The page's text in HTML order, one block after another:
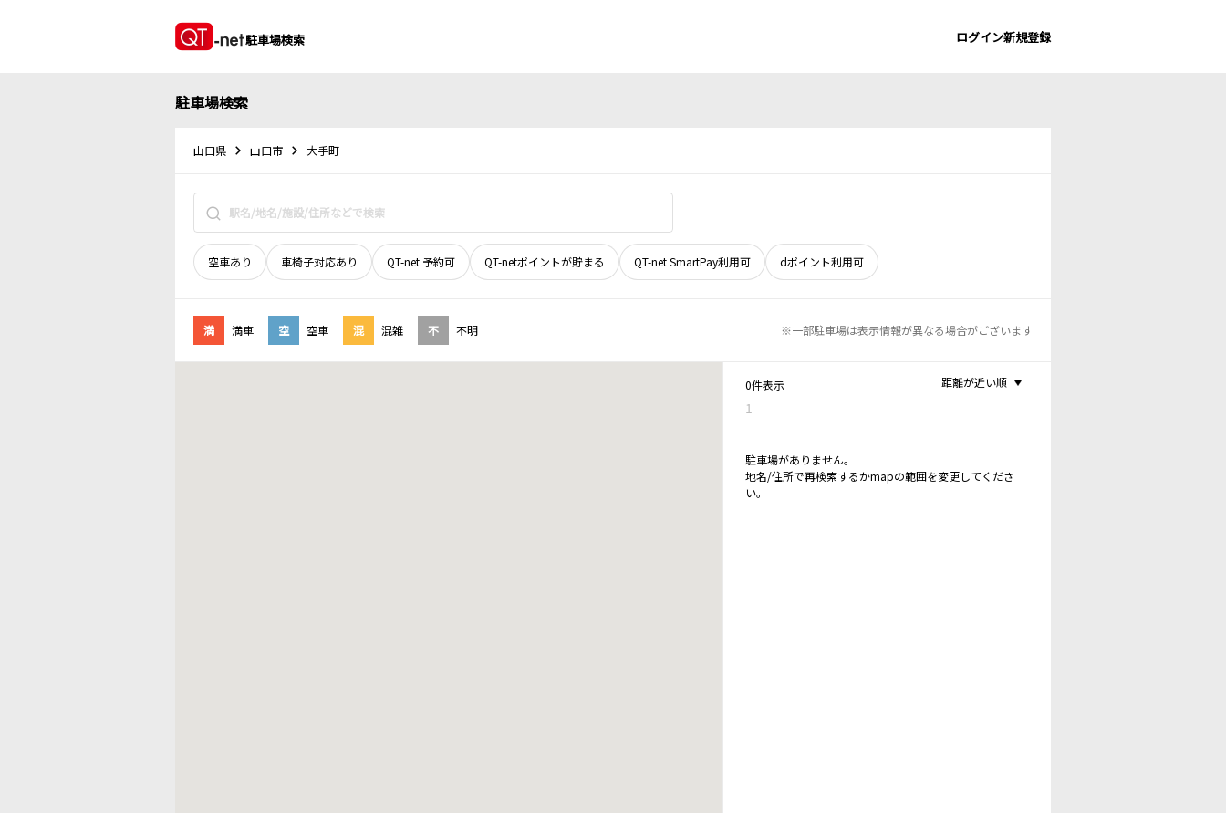
駐車場検索 ログイン新規登録
駐車場検索
山口県 山口市 大手町
空車あり 車椅子対応あり QT-net 予約可 QT-netポイントが貯まる QT-net SmartPay利用可 dポイント利用可
満 満車 空 空車 混 混雑 不 不明 ※一部駐車場は表示情報が異なる場合がございます
0件表示
1
距離が近い順
駐車場がありません。
地名/住所で再検索するかmapの範囲を変更してくださ
い。